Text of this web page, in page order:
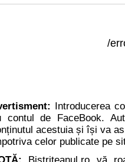
/
Introducerea
contul de FaceBook.
acestuia și își va
celor publicate pe